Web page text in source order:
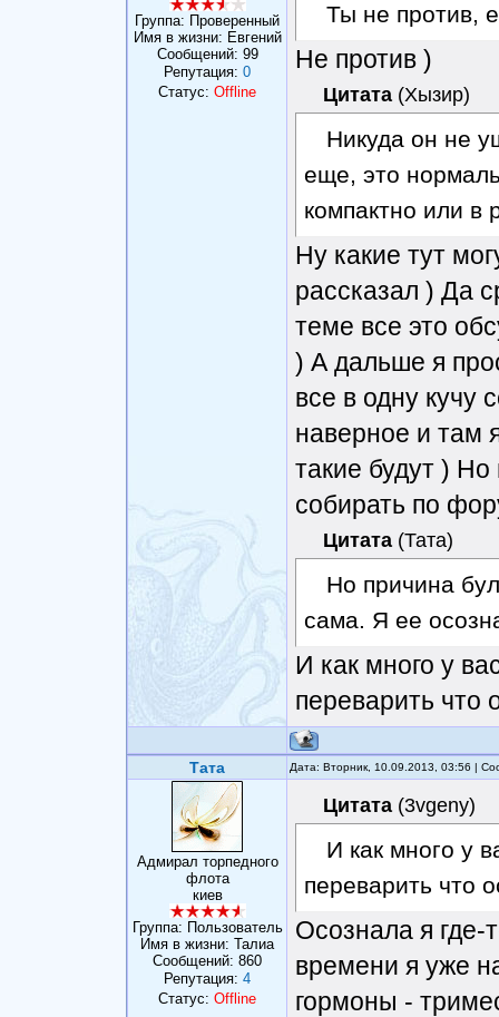
Группа: Проверенный
Имя в жизни: Евгений
Сообщений: 99
Репутация: 0
Статус: Offline
Ты не против,
Не против )
Цитата (Хызир)
Никуда он не
еще, это
компактно или в
Ну какие тут
рассказал ) Да
теме все это
) А дальше я
все в одну кучу
наверное и там
такие будут )
собирать по
Цитата (Тата)
Но причина
сама. Я ее
И как много у
переварить что
Тата Дата: Вторник, 10.09.2013, 03:56 |
Адмирал торпедного
флота
киев
Группа: Пользователь
Имя в жизни: Талиа
Сообщений: 860
Репутация: 4
Статус: Offline
Цитата (3vgeny)
И как много у
переварить что
Осознала я где-
времени я уже
гормоны -